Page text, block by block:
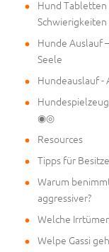
Hund
Hunde Auslauf
Seele
Hundeauslauf
◉◎
Resources
Tipps für
Warum
aggressiver?
Welche
Welpe Gassi